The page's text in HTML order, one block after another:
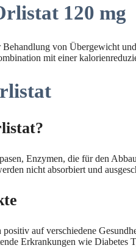
120 mg
von Übergewicht
mit einer
Enzymen, die für den
nicht absorbiert und
auf verschiedene
Erkrankungen wie